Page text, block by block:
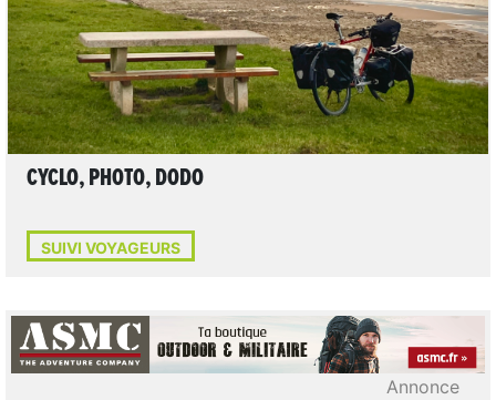
CYCLO, PHOTO, DODO
SUIVI VOYAGEURS
Annonce